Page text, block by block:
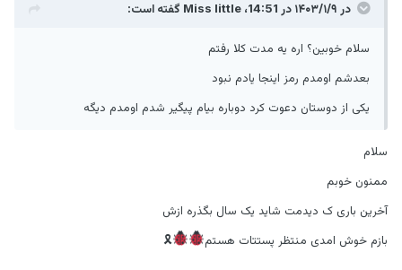
در ۱۴۰۳/۱/۹ در 14:51، Miss littleگفته است:
سلام خوبین؟ اره یه مدت کلا رفتم
بعدشم اومدم رمز اینجا یادم نبود
یکی از دوستان دعوت کرد دوباره بیام پیگیر شدم اومدم دیگه
سلام
ممنون خوبم
آخرین باری ک دیدمت شاید یک سال بگذره ازش
بازم خوش امدی منتظر پستتات هستم 🎗